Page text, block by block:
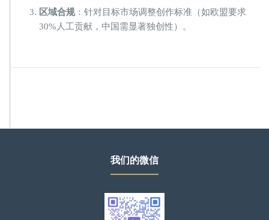
​区域合规​​：针对目标市场调整创作标准（如欧盟要求
30%人工贡献，中国需显著独创性）。
我们的微信